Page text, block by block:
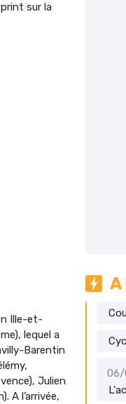
sur la
Ille-et-
lequel a
Barentin
Julien
A l’arrivée,
A
06/